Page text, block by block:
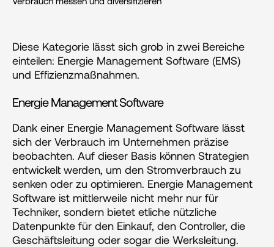
Diese Kategorie lässt sich grob in zwei Bereiche
einteilen: Energie Management Software (EMS)
und Effizienzmaßnahmen.
Energie Management Software
Dank einer Energie Management Software lässt
sich der Verbrauch im Unternehmen präzise
beobachten. Auf dieser Basis können Strategien
entwickelt werden, um den Stromverbrauch zu
senken oder zu optimieren. Energie Management
Software ist mittlerweile nicht mehr nur für
Techniker, sondern bietet etliche nützliche
Datenpunkte für den Einkauf, den Controller, die
Geschäftsleitung oder sogar die Werksleitung.